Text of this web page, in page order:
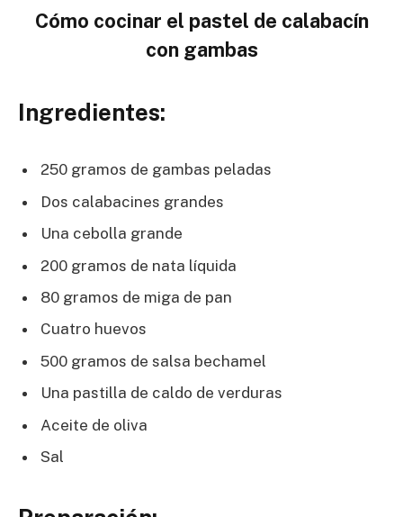
Cómo cocinar el pastel de calabacín
con gambas
Ingredientes:
250 gramos de gambas peladas
Dos calabacines grandes
Una cebolla grande
200 gramos de nata líquida
80 gramos de miga de pan
Cuatro huevos
500 gramos de salsa bechamel
Una pastilla de caldo de verduras
Aceite de oliva
Sal